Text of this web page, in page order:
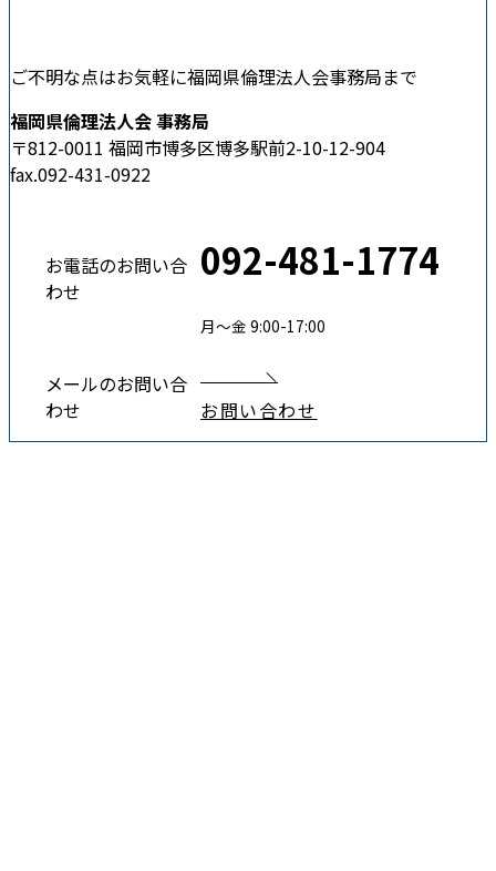
ご不明な点はお気軽に福岡県倫理法人会事務局まで
福岡県倫理法人会 事務局
〒812-0011 福岡市博多区博多駅前2-10-12-904
fax.092-431-0922
お電話のお問い合
わせ
092-481-1774
月〜金 9:00-17:00
メールのお問い合
わせ
お問い合わせ